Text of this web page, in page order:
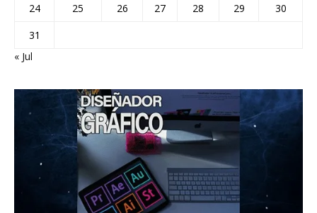
24
25 26 27 28 29
30
31
« Jul